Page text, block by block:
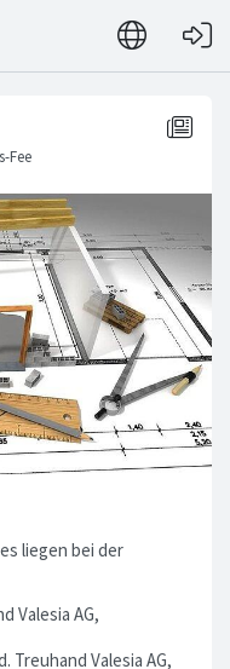
liegen bei der
Valesia AG,
Treuhand Valesia AG,